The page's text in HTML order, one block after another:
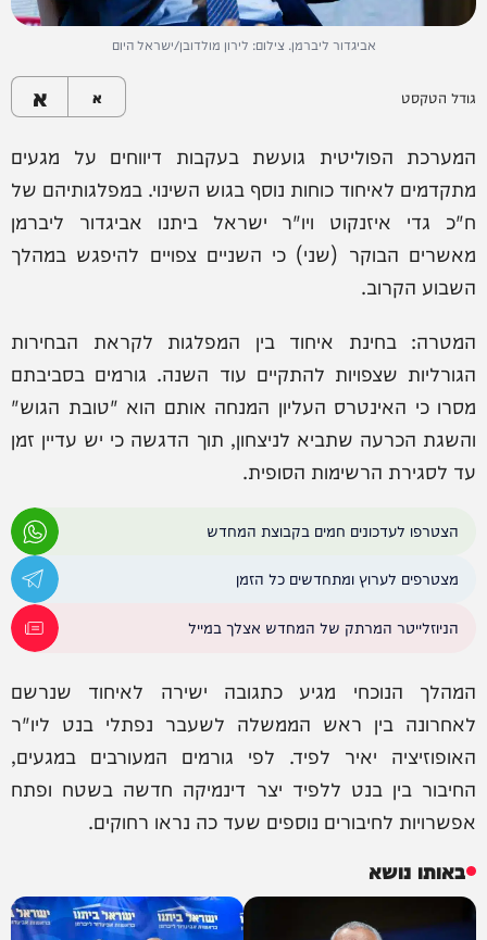
אביגדור ליברמן. צילום: לירון מולדובן/ישראל היום
גודל הטקסט א א
המערכת הפוליטית גועשת בעקבות דיווחים על מגעים
מתקדמים לאיחוד כוחות נוסף בגוש השינוי. במפלגותיהם של
ח"כ גדי איזנקוט ויו"ר ישראל ביתנו אביגדור ליברמן
מאשרים הבוקר (שני) כי השניים צפויים להיפגש במהלך
השבוע הקרוב.
המטרה: בחינת איחוד בין המפלגות לקראת הבחירות
הגורליות שצפויות להתקיים עוד השנה. גורמים בסביבתם
מסרו כי האינטרס העליון המנחה אותם הוא "טובת הגוש"
והשגת הכרעה שתביא לניצחון, תוך הדגשה כי יש עדיין זמן
עד לסגירת הרשימות הסופית.
הצטרפו לעדכונים חמים בקבוצת המחדש
מצטרפים לערוץ ומתחדשים כל הזמן
הניוזלייטר המרתק של המחדש אצלך במייל
המהלך הנוכחי מגיע כתגובה ישירה לאיחוד שנרשם
לאחרונה בין ראש הממשלה לשעבר נפתלי בנט ליו"ר
האופוזיציה יאיר לפיד. לפי גורמים המעורבים במגעים,
החיבור בין בנט ללפיד יצר דינמיקה חדשה בשטח ופתח
אפשרויות לחיבורים נוספים שעד כה נראו רחוקים.
באותו נושא